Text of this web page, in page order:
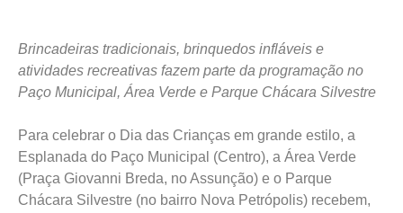
Brincadeiras tradicionais, brinquedos infláveis e
atividades recreativas fazem parte da programação no
Paço Municipal, Área Verde e Parque Chácara Silvestre
Para celebrar o Dia das Crianças em grande estilo, a
Esplanada do Paço Municipal (Centro), a Área Verde
(Praça Giovanni Breda, no Assunção) e o Parque
Chácara Silvestre (no bairro Nova Petrópolis) recebem,